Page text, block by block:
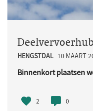
HENGSTDAL 10 MAART
Binnenkort plaatsen
2 0